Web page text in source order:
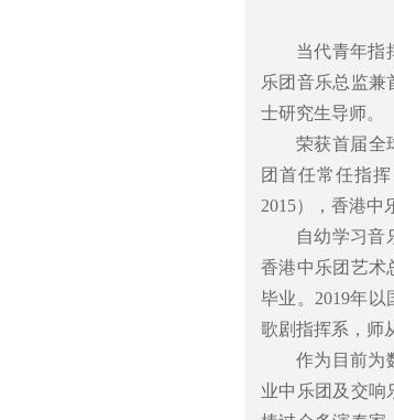
当代青年指
乐团音乐总监
士研究生导师。
荣获首届全
团首任常任指
2015），香港中
自幼学习音
香港中乐团艺术
毕业。2019年
歌剧指挥系，师
作为目前为
业中乐团及交响